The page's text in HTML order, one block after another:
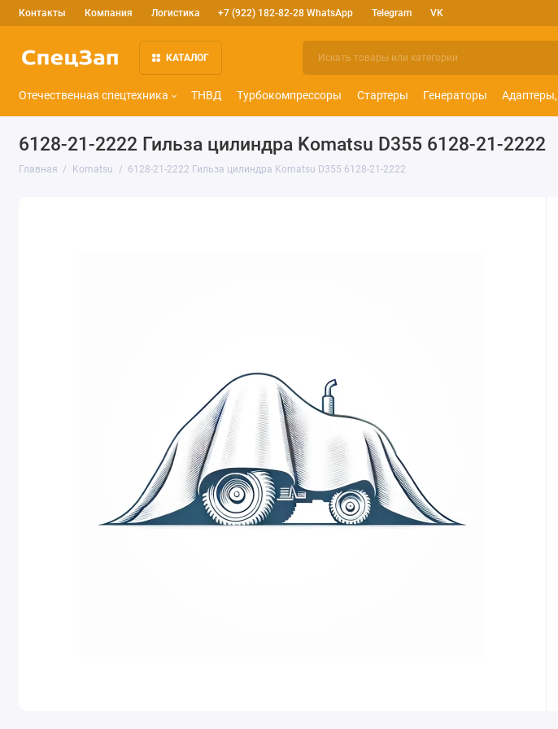
Контакты Компания Логистика +7 (922) 182-82-28 WhatsApp Telegram VK
КАТАЛОГ
Отечественная спецтехника ТНВД Турбокомпрессоры Стартеры Генераторы
6128-21-2222 Гильза цилиндра Komatsu D355 6128-21-2222
Главная Komatsu 6128-21-2222 Гильза цилиндра Komatsu D355 6128-21-2222